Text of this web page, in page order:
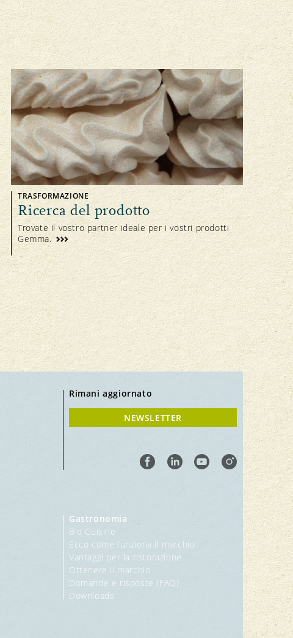
TRASFORMAZIONE
Ricerca del prodotto
Trovate il vostro partner ideale per i vostri prodotti
Gemma.
Rimani aggiornato
NEWSLETTER
Gastronomia
Bio Cuisine
Ecco come funziona il marchio
Vantaggi per la ristorazione
Ottenere il marchio
Domande e risposte (FAQ)
Downloads